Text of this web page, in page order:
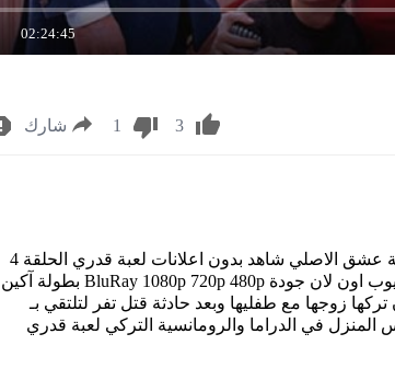
02:24:45
3
1 شارك
مشاهدة مسلسل لعبة قدري الحلقة 4 مترجم للعربية FHD قصة عشق الاصلي شاهد بدون اعلانات لعبة قدري الحلقة 4
الرابعة Kaderimin Oyunu episode 4 على قناة Star tv مباشر يوتيوب اون لان جودة BluRay 1080p 720p 480p بطولة آكين
زوجها مع طفليها وبعد حادثة قتل تفر لتلتقي بـ
في الدراما والرومانسية التركي لعبة قدري